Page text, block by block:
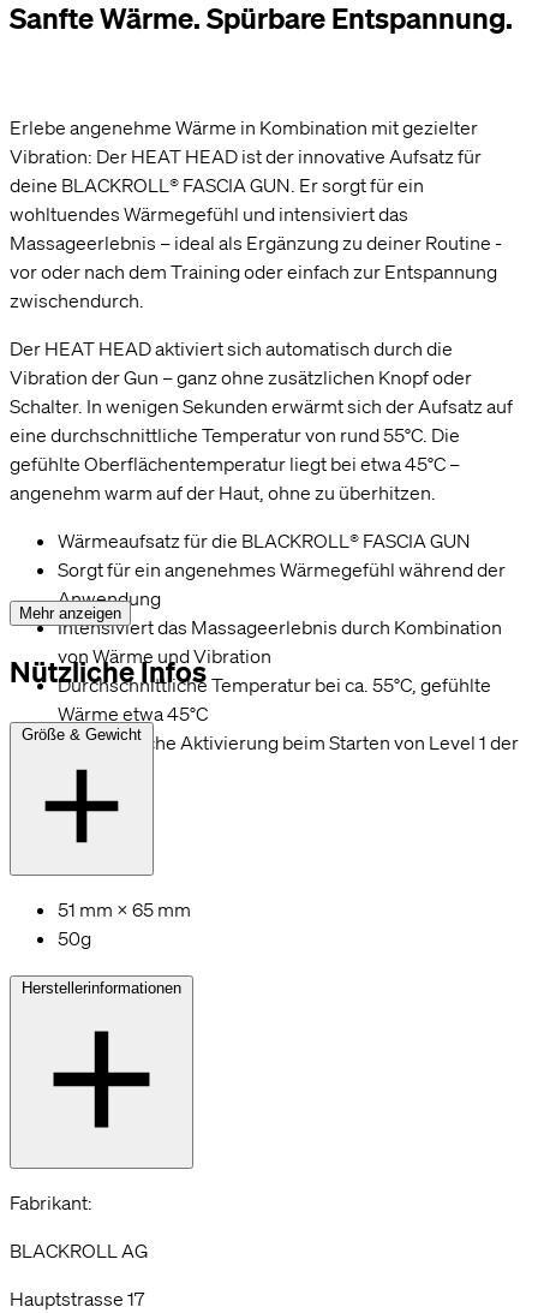
Sanfte Wärme. Spürbare Entspannung.
Erlebe angenehme Wärme in Kombination mit gezielter
Vibration: Der HEAT HEAD ist der innovative Aufsatz für
deine BLACKROLL® FASCIA GUN. Er sorgt für ein
wohltuendes Wärmegefühl und intensiviert das
Massageerlebnis – ideal als Ergänzung zu deiner Routine -
vor oder nach dem Training oder einfach zur Entspannung
zwischendurch.
Der HEAT HEAD aktiviert sich automatisch durch die
Vibration der Gun – ganz ohne zusätzlichen Knopf oder
Schalter. In wenigen Sekunden erwärmt sich der Aufsatz auf
eine durchschnittliche Temperatur von rund 55°C. Die
gefühlte Oberflächentemperatur liegt bei etwa 45°C –
angenehm warm auf der Haut, ohne zu überhitzen.
Wärmeaufsatz für die BLACKROLL® FASCIA GUN
Sorgt für ein angenehmes Wärmegefühl während der
Anwendung
Intensiviert das Massageerlebnis durch Kombination
von Wärme und Vibration
Durchschnittliche Temperatur bei ca. 55°C, gefühlte
Wärme etwa 45°C
Automatische Aktivierung beim Starten von Level 1 der
Gun
Mehr anzeigen
Nützliche Infos
51 mm × 65 mm
50g
Fabrikant:
BLACKROLL AG
Hauptstrasse 17